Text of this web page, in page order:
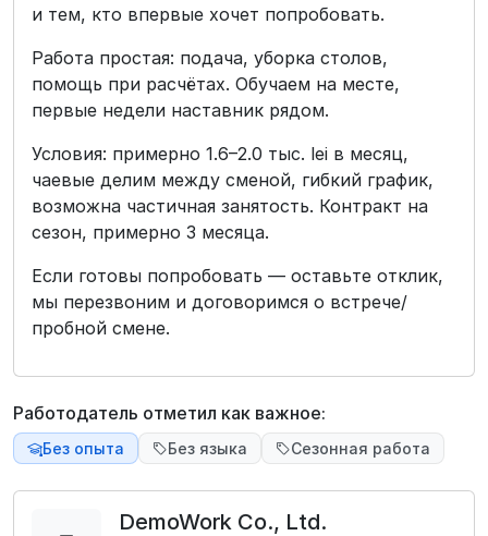
и тем, кто впервые хочет попробовать.
Работа простая: подача, уборка столов,
помощь при расчётах. Обучаем на месте,
первые недели наставник рядом.
Условия: примерно 1.6–2.0 тыс. lei в месяц,
чаевые делим между сменой, гибкий график,
возможна частичная занятость. Контракт на
сезон, примерно 3 месяца.
Если готовы попробовать — оставьте отклик,
мы перезвоним и договоримся о встрече/
пробной смене.
Работодатель отметил как важное:
Без опыта Без языка Сезонная работа
DemoWork Co., Ltd.